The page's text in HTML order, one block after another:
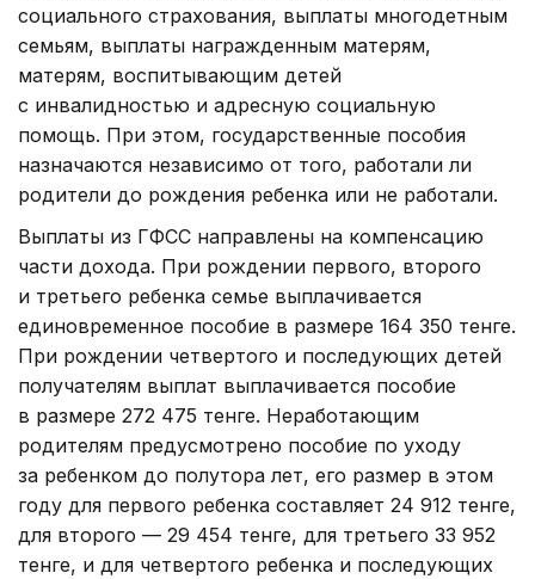
социального страхования, выплаты многодетным
семьям, выплаты награжденным матерям,
матерям, воспитывающим детей
с инвалидностью и адресную социальную
помощь. При этом, государственные пособия
назначаются независимо от того, работали ли
родители до рождения ребенка или не работали.
Выплаты из ГФСС направлены на компенсацию
части дохода. При рождении первого, второго
и третьего ребенка семье выплачивается
единовременное пособие в размере 164 350 тенге.
При рождении четвертого и последующих детей
получателям выплат выплачивается пособие
в размере 272 475 тенге. Неработающим
родителям предусмотрено пособие по уходу
за ребенком до полутора лет, его размер в этом
году для первого ребенка составляет 24 912 тенге,
для второго — 29 454 тенге, для третьего 33 952
тенге, и для четвертого ребенка и последующих